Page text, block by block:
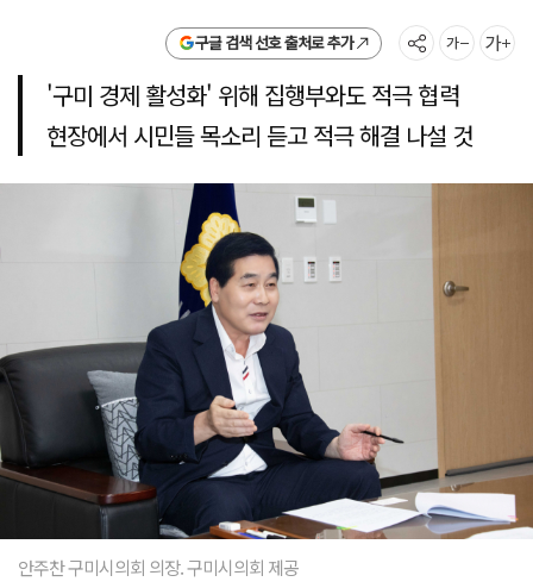
구글 검색 선호 출처로 추가
'구미 경제 활성화' 위해 집행부와도 적극 협력
현장에서 시민들 목소리 듣고 적극 해결 나설 것
안주찬 구미시의회 의장. 구미시의회 제공